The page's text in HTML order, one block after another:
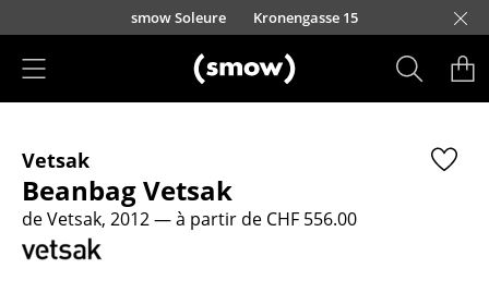
Accéder directement au contenu
smow Soleure Kronengasse 15
Sièges
Chaises de cuisine & salle à manger
Canapés
Vetsak
Beanbag Vetsak
de Vetsak, 2012— à partir de CHF 556.00